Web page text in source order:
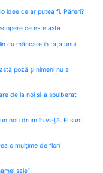
idee ce ar putea fi. Păreri?
ce este asta
cu mâncare în fața unui
poză și nimeni nu a
de la noi și-a spulberat
nou drum în viață. Ei sunt
o mulţime de flori
sale”